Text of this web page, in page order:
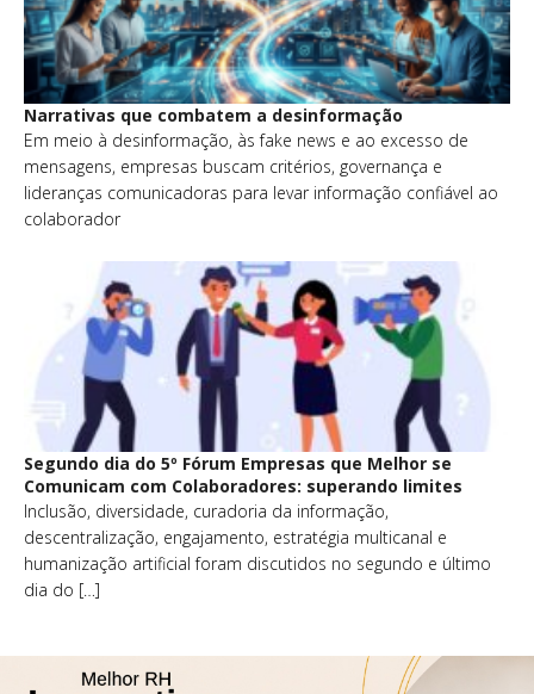
Narrativas que combatem a desinformação
Em meio à desinformação, às fake news e ao excesso de
mensagens, empresas buscam critérios, governança e
lideranças comunicadoras para levar informação confiável ao
colaborador
Segundo dia do 5º Fórum Empresas que Melhor se
Comunicam com Colaboradores: superando limites
Inclusão, diversidade, curadoria da informação,
descentralização, engajamento, estratégia multicanal e
humanização artificial foram discutidos no segundo e último
dia do […]